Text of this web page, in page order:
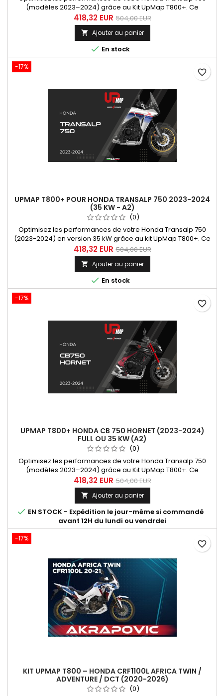
(modèles 2023–2024) grâce au Kit UpMap T800+. Ce
système complet comprend le boîtier T800+ et le câble de
diagnostic Honda, vous permettant de reprogrammer l'ECU
de votre moto en toute autonomie via l'application mobile
UpMap. Profitez d'une cartographie gratuite au choix parmi
une large sélection...
418,32 EUR 504,00 EUR
 Ajouter au panier
 En stock
-17%
UPMAP T800+ POUR HONDA TRANSALP 750 2023-2024
(35 KW - A2)
(0)
Optimisez les performances de votre Honda Transalp 750
(2023-2024) en version 35 kW grâce au kit UpMap T800+. Ce
dispositif vous permet de reprogrammer facilement l'ECU de
votre moto via l'application UpMap, offrant des cartographies
adaptées à votre configuration. Améliorez la réponse
moteur, le couple et la puissance.
418,32 EUR 504,00 EUR
 Ajouter au panier
 En stock
favorite_border
-17%
UPMAP T800+ HONDA CB 750 HORNET (2023-2024)
FULL OU 35 KW (A2)
(0)
Optimisez les performances de votre Honda Transalp 750
(modèles 2023–2024) grâce au Kit UpMap T800+. Ce
système complet comprend le boîtier T800+ et le câble de
connexion à la prise diagnostic de votre Honda, vous
permettant de reprogrammer l'ECU de votre moto en toute
autonomie via l'application mobile UpMap. Profitez d'une
cartographie gratuite au choix...
418,32 EUR 504,00 EUR
 Ajouter au panier
 EN STOCK - Expédition le jour-même si commandé
avant 12H du lundi ou vendrdei
favorite_border
-17%
KIT UPMAP T800 – HONDA CRF1100L AFRICA TWIN /
ADVENTURE / DCT (2020-2026)
(0)
favorite_border